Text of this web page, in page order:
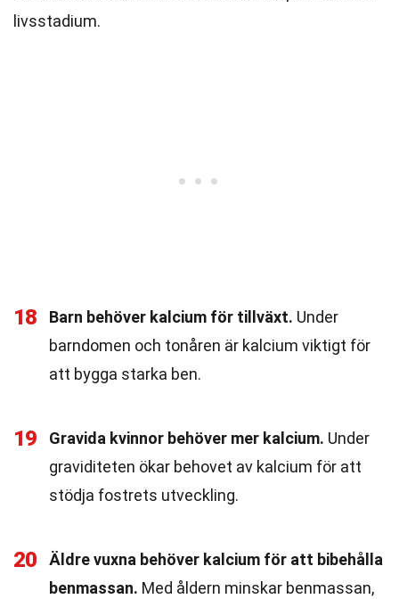
livsstadium.
18 Barn behöver kalcium för tillväxt. Under
barndomen och tonåren är kalcium viktigt för
att bygga starka ben.
19 Gravida kvinnor behöver mer kalcium. Under
graviditeten ökar behovet av kalcium för att
stödja fostrets utveckling.
20
Äldre vuxna behöver kalcium för att bibehålla
benmassan. Med åldern minskar benmassan,